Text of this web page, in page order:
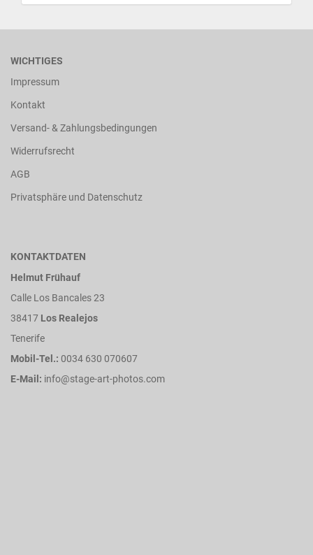
WICHTIGES
Impressum
Kontakt
Versand- & Zahlungsbedingungen
Widerrufsrecht
AGB
Privatsphäre und Datenschutz
KONTAKTDATEN
Helmut Frühauf
Calle Los Bancales 23
38417 Los Realejos
Tenerife
Mobil-Tel.: 0034 630 070607
E-Mail: info@stage-art-photos.com